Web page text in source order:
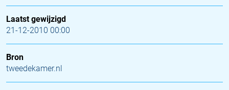
Laatst gewijzigd
21-12-2010 00:00
Bron
tweedekamer.nl